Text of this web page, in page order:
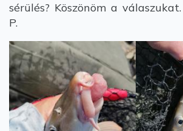
sérülés? Köszönöm a
P.